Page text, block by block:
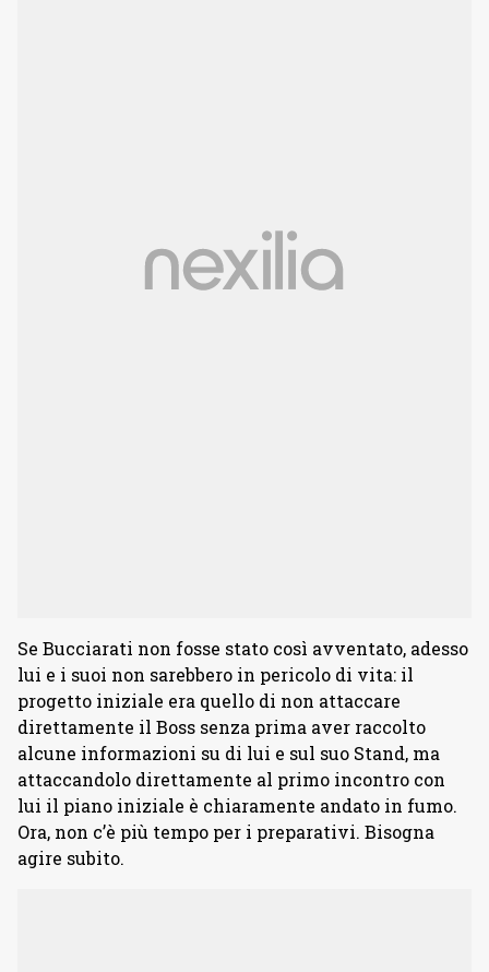
Se Bucciarati non fosse stato così avventato, adesso
lui e i suoi non sarebbero in pericolo di vita: il
progetto iniziale era quello di non attaccare
direttamente il Boss senza prima aver raccolto
alcune informazioni su di lui e sul suo Stand, ma
attaccandolo direttamente al primo incontro con
lui il piano iniziale è chiaramente andato in fumo.
Ora, non c’è più tempo per i preparativi. Bisogna
agire subito.